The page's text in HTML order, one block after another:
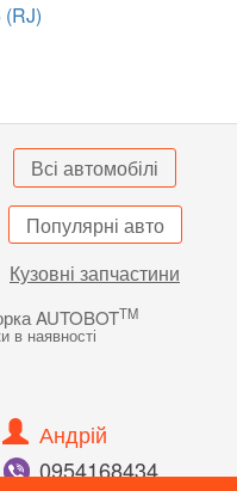
(RJ)
Всі автомобілі
Популярні авто
Кузовні запчастини
AUTOBOTTM
в наявності
Андрій
0954168434